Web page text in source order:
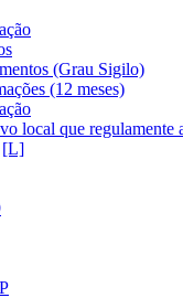
(Grau Sigilo)
(12 meses)
local que regulamente